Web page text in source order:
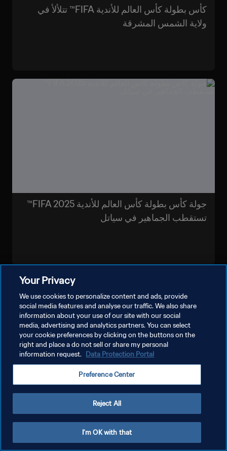
كأس بطولة كأس العالم للأندية FIFA™ تتلألأ في
ولاية الشمس المشرقة
جولة كأس بطولة كأس العالم للأندية FIFA 2025™
تستقطب الجماهير في سياتل
إدارة تفضيلات ملفات تعريف الارتباط
Your Privacy
We use cookies to personalize content and ads, provide
social media features and analyse our traffic. We also share
information about your use of our site with our social
media, advertising and analytics partners. You can select
your cookie preferences by clicking on the buttons on the
right and place a do not sell or share my personal
information request. Data Protection Portal
Preference Center
Reject All
I'm OK with that